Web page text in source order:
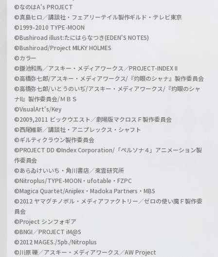
©なのはA's PROJECT
©真島ヒロ／講談社・フェアリーテイル製作ギルド・テレビ東京
©1999-2010 TYPE-MOON
©Bushiroad illust:たにはらなつき(EDEN'S NOTES)
©Bushiroad/Project MILKY HOLMES
©カラー
©鎌池和馬／アスキー・メディアワークス／PROJECT-INDEX II
©高橋弥七郎/アスキー・メディアワークス/『灼眼のシャナ』製作委員会
©高橋弥七郎/いとうのいぢ/アスキー・メディアワークス/『灼眼のシャ
ナII』製作委員会/ＭＢＳ
©VisualArt's/Key
©2009,2011 ビックウエスト／劇場版マクロスＦ製作委員会
©西尾維新／講談社・アニプレックス・シャフト
©ギルティクラウン製作委員会
©PROJECT DD ©Index Corporation/「ペルソナ４」アニメーション製
作委員会
©あらゐけいいち・角川書店／東雲研究所
©Nitroplus/TYPE-MOON・ufotable・FZPC
©Magica Quartet/Aniplex・Madoka Partners・MBS
©2012 ヤマグチノボル・メディアファクトリー／ゼロの使い魔Ｆ製作委
員会
©Project シンフォギア
©BNGI／PROJECT iM@S
©2012 MAGES./5pb./Nitroplus
©川原 礫／アスキー・メディアワークス／AW Project